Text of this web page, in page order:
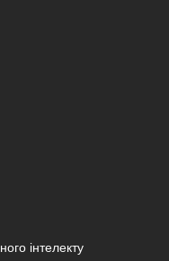
інтелекту